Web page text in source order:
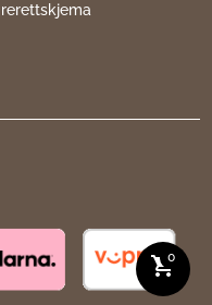
shopping_cart
0